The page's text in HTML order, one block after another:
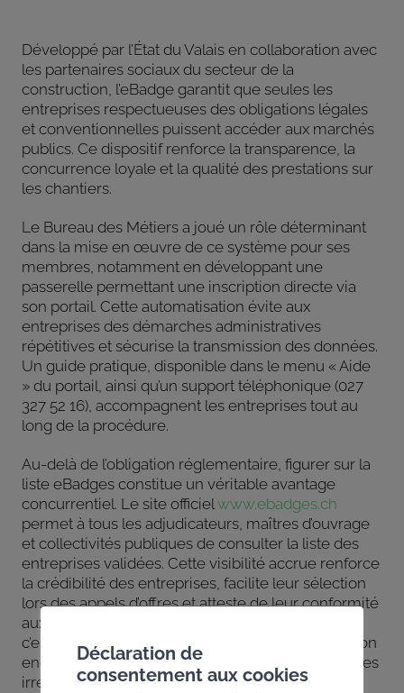
Développé par l’État du Valais en collaboration avec
les partenaires sociaux du secteur de la
construction, l’eBadge garantit que seules les
entreprises respectueuses des obligations légales
et conventionnelles puissent accéder aux marchés
publics. Ce dispositif renforce la transparence, la
concurrence loyale et la qualité des prestations sur
les chantiers.
Le Bureau des Métiers a joué un rôle déterminant
dans la mise en œuvre de ce système pour ses
membres, notamment en développant une
passerelle permettant une inscription directe via
son portail. Cette automatisation évite aux
entreprises des démarches administratives
répétitives et sécurise la transmission des données.
Un guide pratique, disponible dans le menu « Aide
» du portail, ainsi qu’un support téléphonique (027
327 52 16), accompagnent les entreprises tout au
long de la procédure.
Au-delà de l’obligation réglementaire, figurer sur la
liste eBadges constitue un véritable avantage
concurrentiel. Le site officielwww.ebadges.ch
permet à tous les adjudicateurs, maîtres d’ouvrage
et collectivités publiques de consulter la liste des
entreprises validées. Cette visibilité accrue renforce
la crédibilité des entreprises, facilite leur sélection
lors des appels d’offres et atteste de leur conformité
aux exigences légales. Être présent sur cette liste,
c’est démontrer son sérieux, sa transparence et son
engagement envers des pratiques professionnelles
irréprochables.
Déclaration de
consentement aux cookies